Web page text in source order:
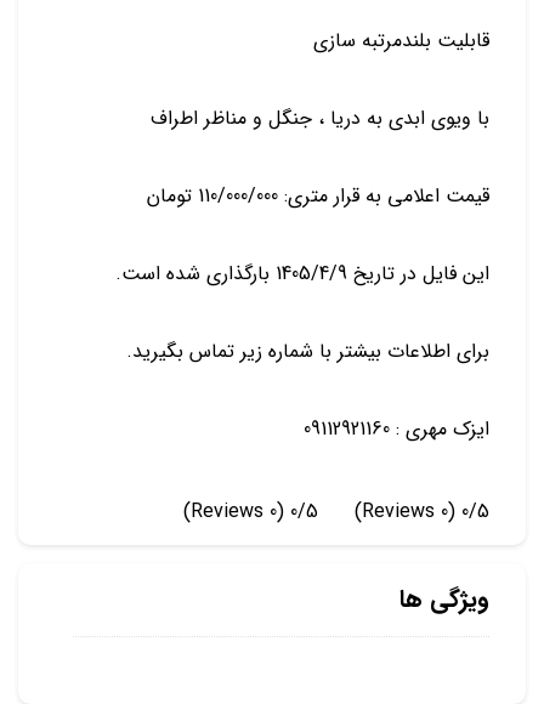
قابلیت بلندمرتبه سازی
با ویوی ابدی به دریا ، جنگل و مناظر اطراف
قیمت اعلامی به قرار متری: 110/000/000 تومان
این فایل در تاریخ 1405/4/9 بارگذاری شده است.
برای اطلاعات بیشتر با شماره زیر تماس بگیرید.
ایزک مهری : 09112921160
0/5
(0 Reviews)
0/5
(0 Reviews)
ویژگی ها